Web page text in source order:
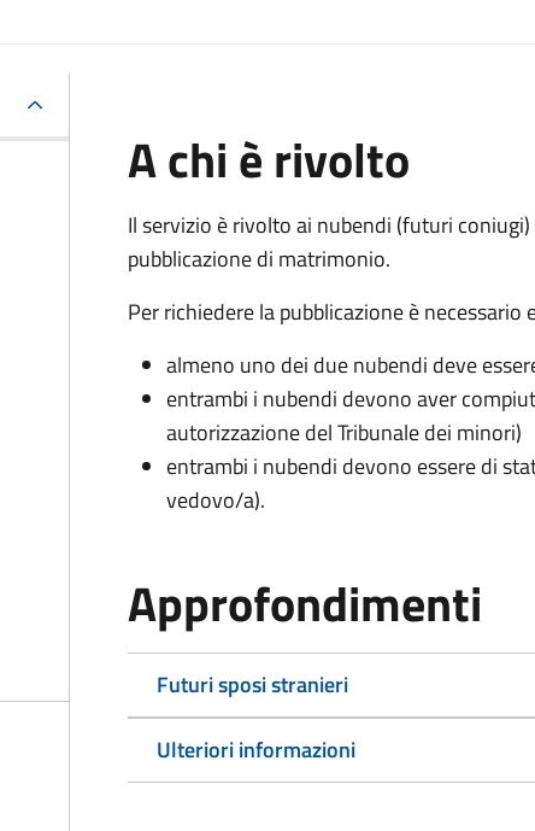
A chi è rivolto
Il servizio è rivolto ai nubendi (futuri
pubblicazione di matrimonio.
Per richiedere la pubblicazione è
almeno uno dei due nubendi deve
entrambi i nubendi devono aver
autorizzazione del Tribunale dei minori)
entrambi i nubendi devono essere di
vedovo/a).
Approfondimenti
Futuri sposi stranieri
Ulteriori informazioni